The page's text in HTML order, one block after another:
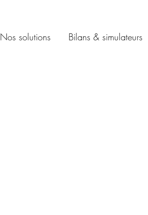
Nos solutions Bilans & simulateurs